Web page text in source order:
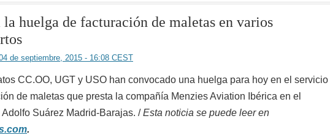
la huelga de facturación de maletas en varios
de septiembre, 2015 - 16:08 CEST
CC.OO, UGT y USO han convocado una huelga para hoy en el servicio
de maletas que presta la compañía Menzies Aviation Ibérica en el
Suárez Madrid-Barajas. /Esta noticia se puede leer en
.